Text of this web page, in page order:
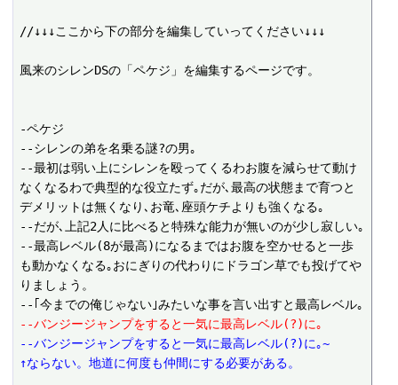
//↓↓↓ここから下の部分を編集していってください↓↓↓
風来のシレンDSの「ペケジ」を編集するページです。
-ペケジ
--シレンの弟を名乗る謎?の男｡
--最初は弱い上にシレンを殴ってくるわお腹を減らせて動け
なくなるわで典型的な役立たず｡だが､最高の状態まで育つと
デメリットは無くなり､お竜､座頭ケチよりも強くなる｡
--だが､上記2人に比べると特殊な能力が無いのが少し寂しい｡
--最高レベル(8が最高)になるまではお腹を空かせると一歩
も動かなくなる｡おにぎりの代わりにドラゴン草でも投げてや
りましょう。
--バンジージャンプをすると一気に最高レベル(?)に｡
--バンジージャンプをすると一気に最高レベル(?)に｡~
↑ならない。地道に何度も仲間にする必要がある。